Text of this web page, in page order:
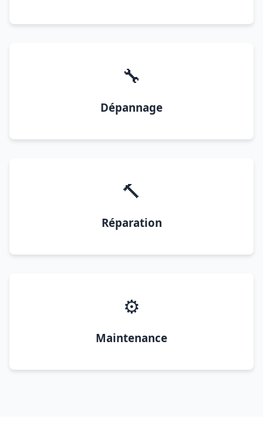
🔧
Dépannage
🔨
Réparation
⚙️
Maintenance